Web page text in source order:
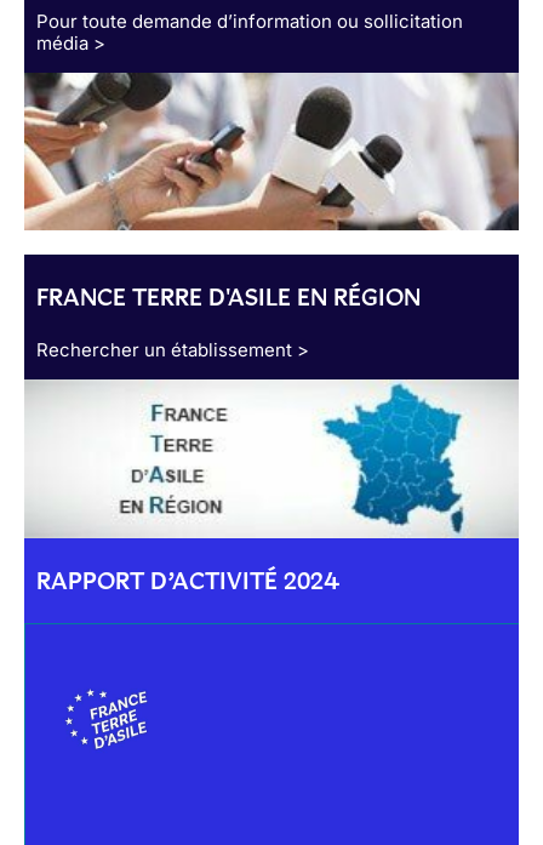
Pour toute demande d’information ou sollicitation
média >
FRANCE TERRE D'ASILE EN RÉGION
Rechercher un établissement >
RAPPORT D’ACTIVITÉ 2024